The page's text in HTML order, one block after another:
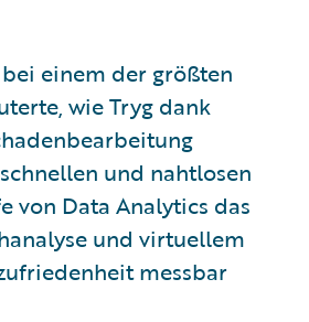
bei einem der größten
wie Tryg dank
und nahtlosen
von Data Analytics das
und virtuellem
messbar